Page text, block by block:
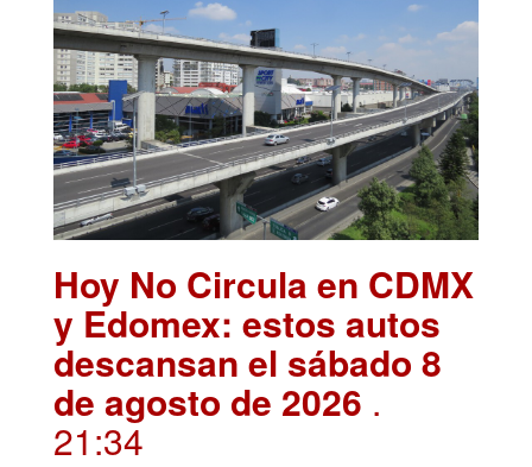
Hoy No Circula en CDMX
y Edomex: estos autos
descansan el sábado 8
de agosto de 2026 .
21:34